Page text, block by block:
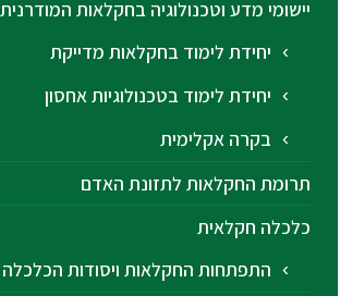
יישומי מדע וטכנולוגיה בחקלאות המודרנית
יחידת לימוד בחקלאות מדייקת
יחידת לימוד בטכנולוגיות אחסון
בקרה אקלימית
תרומת החקלאות לתזונת האדם
כלכלה חקלאית
התפתחות החקלאות ויסודות הכלכלה